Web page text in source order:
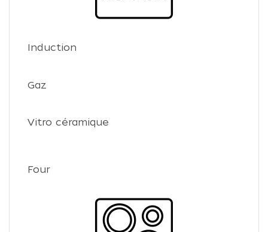
Induction
Gaz
Vitro céramique
Four